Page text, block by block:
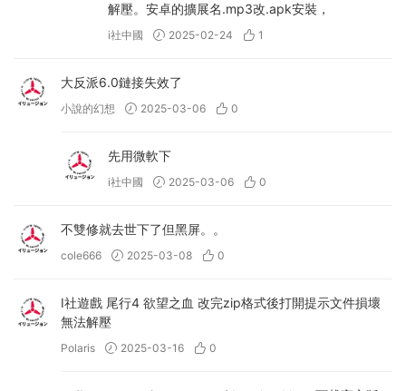
解壓。安卓的擴展名.mp3改.apk安裝，
i社中國 2025-02-24 1
大反派6.0鏈接失效了
小說的幻想 2025-03-06 0
先用微軟下
i社中國 2025-03-06 0
不雙修就去世下了但黑屏。。
cole666 2025-03-08 0
I社遊戲 尾行4 欲望之血 改完zip格式後打開提示文件損壞
無法解壓
Polaris 2025-03-16 0